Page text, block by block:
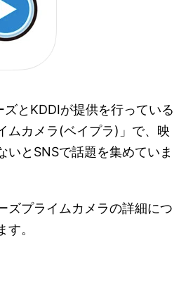
とKDDIが提供を行っている
ムカメラ(ベイプラ)」で、映
いとSNSで話題を集めていま
ズプライムカメラの詳細につ
。